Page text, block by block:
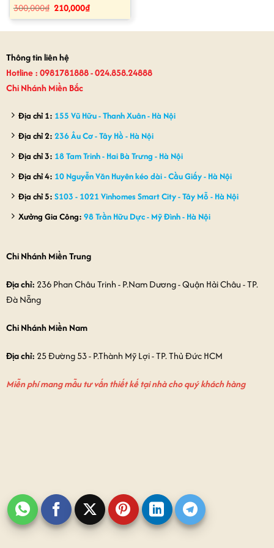
300,000₫ Giá
gốc
là:
300,000₫.
210,000₫Giá
hiện
tại
là:
Thông tin liên hệ
Hotline : 0981781888 - 024.858.24888
Chi Nhánh Miền Bắc
Địa chỉ 1: 155 Vũ Hữu - Thanh Xuân - Hà Nội
Địa chỉ 2: 236 Âu Cơ - Tây Hồ - Hà Nội
Địa chỉ 3: 18 Tam Trinh - Hai Bà Trưng - Hà Nội
Địa chỉ 4: 10 Nguyễn Văn Huyên kéo dài - Cầu Giấy - Hà Nội
Địa chỉ 5: S103 - 1021 Vinhomes Smart City - Tây Mỗ - Hà Nội
Xưởng Gia Công: 98 Trần Hữu Dực - Mỹ Đình - Hà Nội
Chi Nhánh Miền Trung
Địa chỉ: 236 Phan Châu Trinh - P.Nam Dương - Quận Hải Châu - TP.
Đà Nẵng
Chi Nhánh Miền Nam
Địa chỉ: 25 Đường 53 - P.Thành Mỹ Lợi - TP. Thủ Đức HCM
Miễn phí mang mẫu tư vấn thiết kế tại nhà cho quý khách hàng